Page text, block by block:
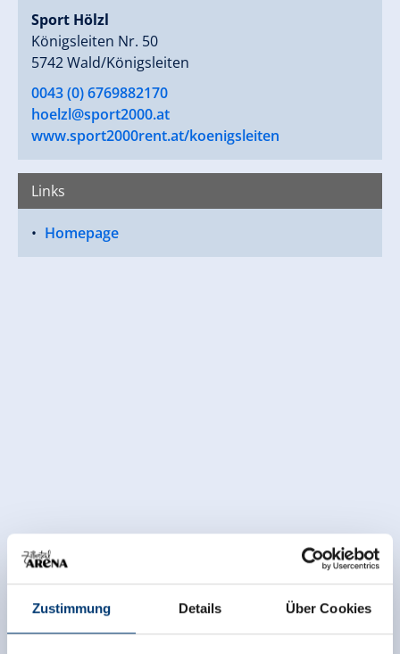
Zustimmung Details Über Cookies
Sport Hölzl
Königsleiten Nr. 50
5742 Wald/Königsleiten
0043 (0) 6769882170
hoelzl@sport2000.at
www.sport2000rent.at/koenigsleiten
Links
Homepage